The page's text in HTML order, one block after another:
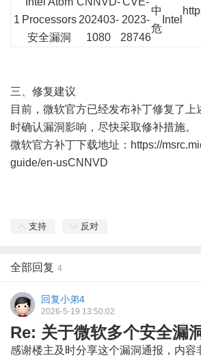
1 Processors
安全漏洞
202403-
1080
2023-
28746
中
危
Intel
三、修复建议
目前，微软官方已经发布补丁修复了上
时确认漏洞影响，尽快采取修补措施。
微软官方补丁下载地址： https://
guide/en-usCNNVD
支持 反对
全部回复 4
回复小弟4
2026-5-19 13:50:02
Re: 关于微软多个安全漏
感谢楼主及时分享这个漏洞通报，内容